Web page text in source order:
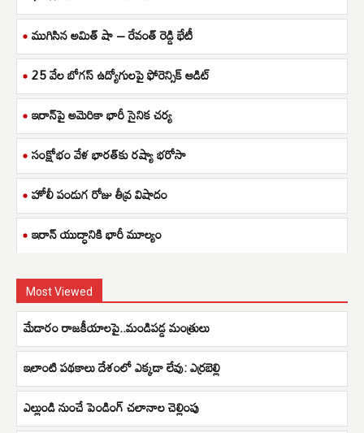
ముగిసిన అమిత్ షా – రేవంత్ రెడ్డి భేటీ
25 వేల బోగస్ ఉద్యోగులపై ఫోరెన్సిక్ ఆడిట్
ఇరాన్‌పై అమెరికా భారీ సైనిక చర్య
సంక్షోభం వేళ భారత్‌కు రష్యా భరోసా
హోలీ పండుగ రోజు తీవ్ర విషాదం
ఇరాన్ యుద్ధానికి భారీ మూల్యం
Most Viewed
మేడారం రాజకీయాలపై..మండిపడ్డ మంత్రులు
ఇలాంటి పథకాలు దేశంలో ఎక్కడా లేవు: ఎర్రబెల్లి
ఎల్లుండి నుంచే పెండింగ్ చలానాల చెల్లింపు